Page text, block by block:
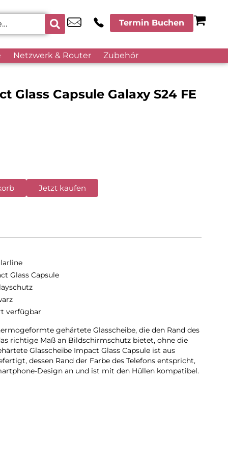
Termin Buchen
Netzwerk & Router Zubehör
Glass Capsule Galaxy S24 FE
Jetzt kaufen
Glass Capsule
verfügbar
gehärtete Glasscheibe, die den Rand des
richtige Maß an Bildschirmschutz bietet, ohne die
Glasscheibe Impact Glass Capsule ist aus
dessen Rand der Farbe des Telefons entspricht,
Design an und ist mit den Hüllen kompatibel.